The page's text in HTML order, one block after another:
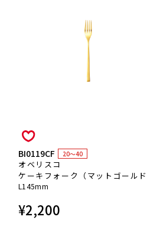
BI0119CF 20～40
オベリスコ
ケーキフォーク（マットゴールド
L145mm
¥2,200